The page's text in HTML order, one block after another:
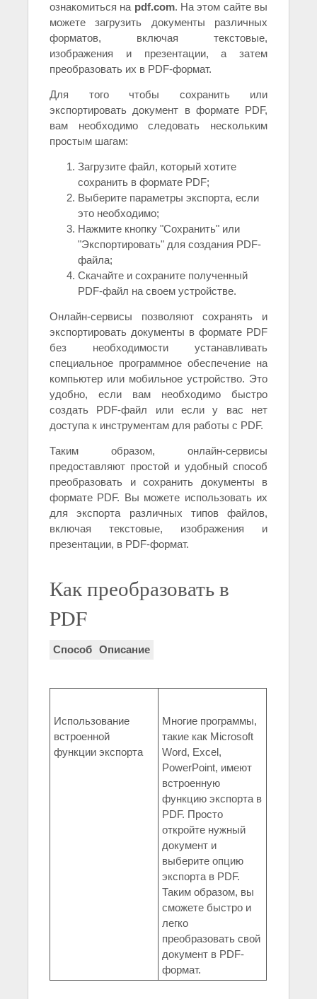
ознакомиться на pdf.com. На этом сайте вы
можете загрузить документы различных
форматов, включая текстовые,
изображения и презентации, а затем
преобразовать их в PDF-формат.
Для того чтобы сохранить или
экспортировать документ в формате PDF,
вам необходимо следовать нескольким
простым шагам:
Загрузите файл, который хотите
сохранить в формате PDF;
Выберите параметры экспорта, если
это необходимо;
Нажмите кнопку "Сохранить" или
"Экспортировать" для создания PDF-
файла;
Скачайте и сохраните полученный
PDF-файл на своем устройстве.
Онлайн-сервисы позволяют сохранять и
экспортировать документы в формате PDF
без необходимости устанавливать
специальное программное обеспечение на
компьютер или мобильное устройство. Это
удобно, если вам необходимо быстро
создать PDF-файл или если у вас нет
доступа к инструментам для работы с PDF.
Таким образом, онлайн-сервисы
предоставляют простой и удобный способ
преобразовать и сохранить документы в
формате PDF. Вы можете использовать их
для экспорта различных типов файлов,
включая текстовые, изображения и
презентации, в PDF-формат.
Как преобразовать в
PDF
Способ Описание
Использование
встроенной
функции экспорта
Многие программы,
такие как Microsoft
Word, Excel,
PowerPoint, имеют
встроенную
функцию экспорта в
PDF. Просто
откройте нужный
документ и
выберите опцию
экспорта в PDF.
Таким образом, вы
сможете быстро и
легко
преобразовать свой
документ в PDF-
формат.